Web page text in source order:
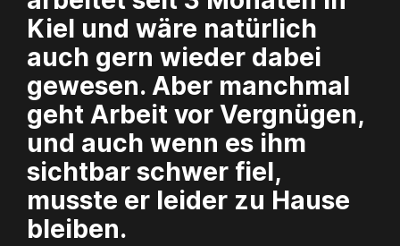
Kiel und wäre natürlich
auch gern wieder dabei
gewesen. Aber manchmal
geht Arbeit vor Vergnügen,
und auch wenn es ihm
sichtbar schwer fiel,
musste er leider zu Hause
bleiben.